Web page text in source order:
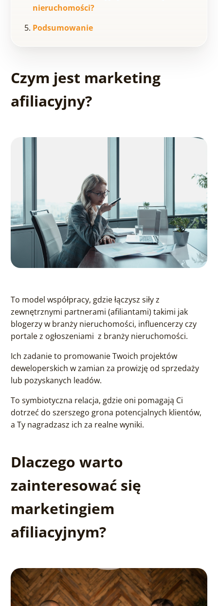
nieruchomości?
Podsumowanie
Czym jest marketing
afiliacyjny?
To model współpracy, gdzie łączysz siły z
zewnętrznymi partnerami (afiliantami) takimi jak
blogerzy w branży nieruchomości, influencerzy czy
portale z ogłoszeniami z branży nieruchomości.
Ich zadanie to promowanie Twoich projektów
deweloperskich w zamian za prowizję od sprzedaży
lub pozyskanych leadów.
To symbiotyczna relacja, gdzie oni pomagają Ci
dotrzeć do szerszego grona potencjalnych klientów,
a Ty nagradzasz ich za realne wyniki.
Dlaczego warto
zainteresować się
marketingiem
afiliacyjnym?